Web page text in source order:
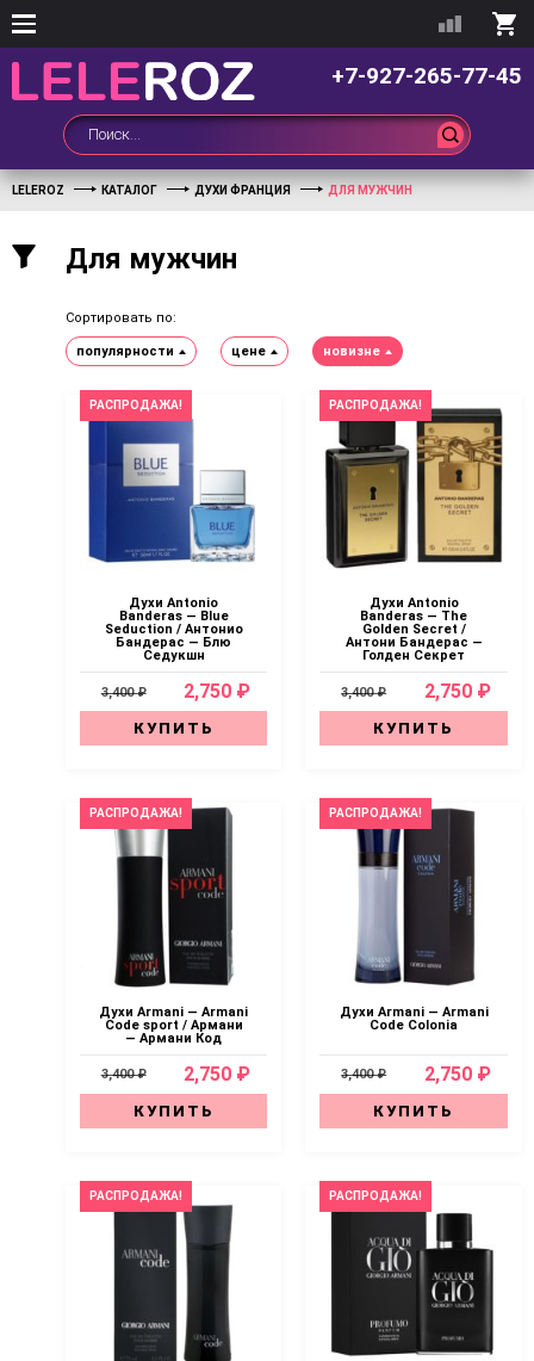
+7-927-265-77-45
LELEROZ КАТАЛОГ ДУХИ ФРАНЦИЯ ДЛЯ МУЖЧИН
Для мужчин
Сортировать по:
популярности цене новизне
РАСПРОДАЖА!
Духи Antonio
Banderas — Blue
Seduction / Антонио
Бандерас — Блю
Седукшн
3,400 ₽ 2,750 ₽
КУПИТЬ
РАСПРОДАЖА!
Духи Antonio
Banderas — The
Golden Secret /
Антони Бандерас —
Голден Секрет
3,400 ₽ 2,750 ₽
КУПИТЬ
РАСПРОДАЖА!
Духи Armani — Armani
Code sport / Армани
— Армани Код
3,400 ₽ 2,750 ₽
КУПИТЬ
РАСПРОДАЖА!
Духи Armani — Armani
Code Colonia
3,400 ₽ 2,750 ₽
КУПИТЬ
РАСПРОДАЖА! РАСПРОДАЖА!